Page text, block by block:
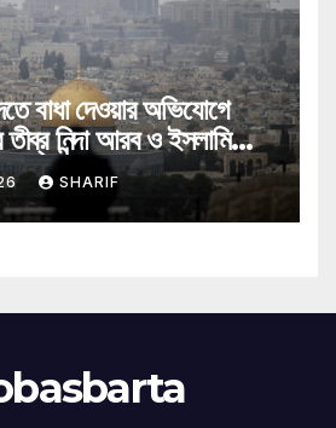
বাধা দেওয়ার অভিযোগে
নিন্দা আরব ও ইসলামি
SHARIF